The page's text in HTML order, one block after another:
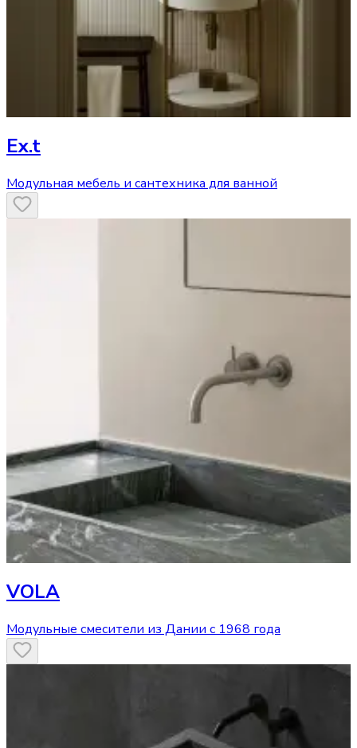
Ex.t
Модульная мебель и сантехника для ванной
VOLA
Модульные смесители из Дании с 1968 года